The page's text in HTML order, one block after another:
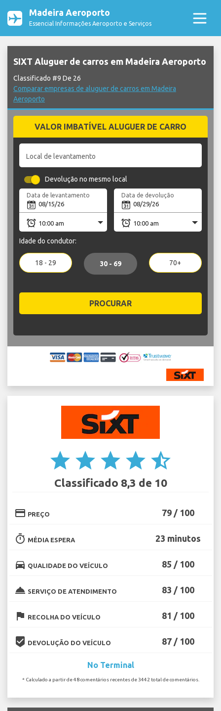
Madeira Aeroporto
Essencial Informações Aeroporto e Serviços
SIXT Aluguer de carros em Madeira Aeroporto
Classificado #9 De 26
Comparar empresas de aluguer de carros em Madeira
Aeroporto
VALOR IMBATÍVEL ALUGUER DE CARRO
Local de levantamento
Devolução no mesmo local
Data de levantamento Data de devolução
Idade do condutor:
18 - 29 30 - 69 70+
PROCURAR
star star star star star_half
Classificado 8,3 de 10
credit_card PREÇO 79 / 100
timer MÉDIA ESPERA 23 minutos
directions_car QUALIDADE DO VEÍCULO 85 / 100
room_service SERVIÇO DE ATENDIMENTO 83 / 100
flag RECOLHA DO VEÍCULO 81 / 100
beenhere DEVOLUÇÃO DO VEÍCULO 87 / 100
No Terminal
* Calculado a partir de 48 comentários recentes de 3442 total de comentários.